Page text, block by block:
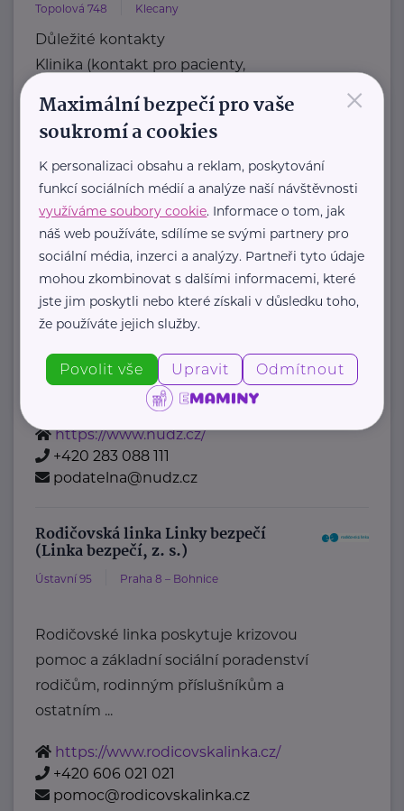
Topolová 748 Klecany
Důležité kontakty
Klinika (kontakt pro pacienty,
Telefon
+420 283 088 244
E-mail
ambulance@nudz.cz
Zdravotní dokumentace
Telefon
+420 283 088 111
E-mail
datová schránka: uehpcbb
Telefon
https://www.nudz.cz/
+420 283 088 111
podatelna@nudz.cz
Rodičovská linka Linky bezpečí
(Linka bezpečí, z. s.)
Ústavní 95 Praha 8 – Bohnice
Rodičovské linka poskytuje krizovou
pomoc a základní sociální poradenství
rodičům, rodinným příslušníkům a
ostatním ...
https://www.rodicovskalinka.cz/
+420 606 021 021
pomoc@rodicovskalinka.cz
×
Maximální bezpečí pro vaše
soukromí a cookies
K personalizaci obsahu a reklam, poskytování
funkcí sociálních médií a analýze naší návštěvnosti
využíváme soubory cookie. Informace o tom, jak
náš web používáte, sdílíme se svými partnery pro
sociální média, inzerci a analýzy. Partneři tyto údaje
mohou zkombinovat s dalšími informacemi, které
jste jim poskytli nebo které získali v důsledku toho,
že používáte jejich služby.
Povolit vše Upravit Odmítnout